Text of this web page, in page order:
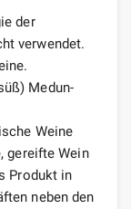
der
verwendet.
Medun-
Weine
gereifte Wein
Produkt in
neben den